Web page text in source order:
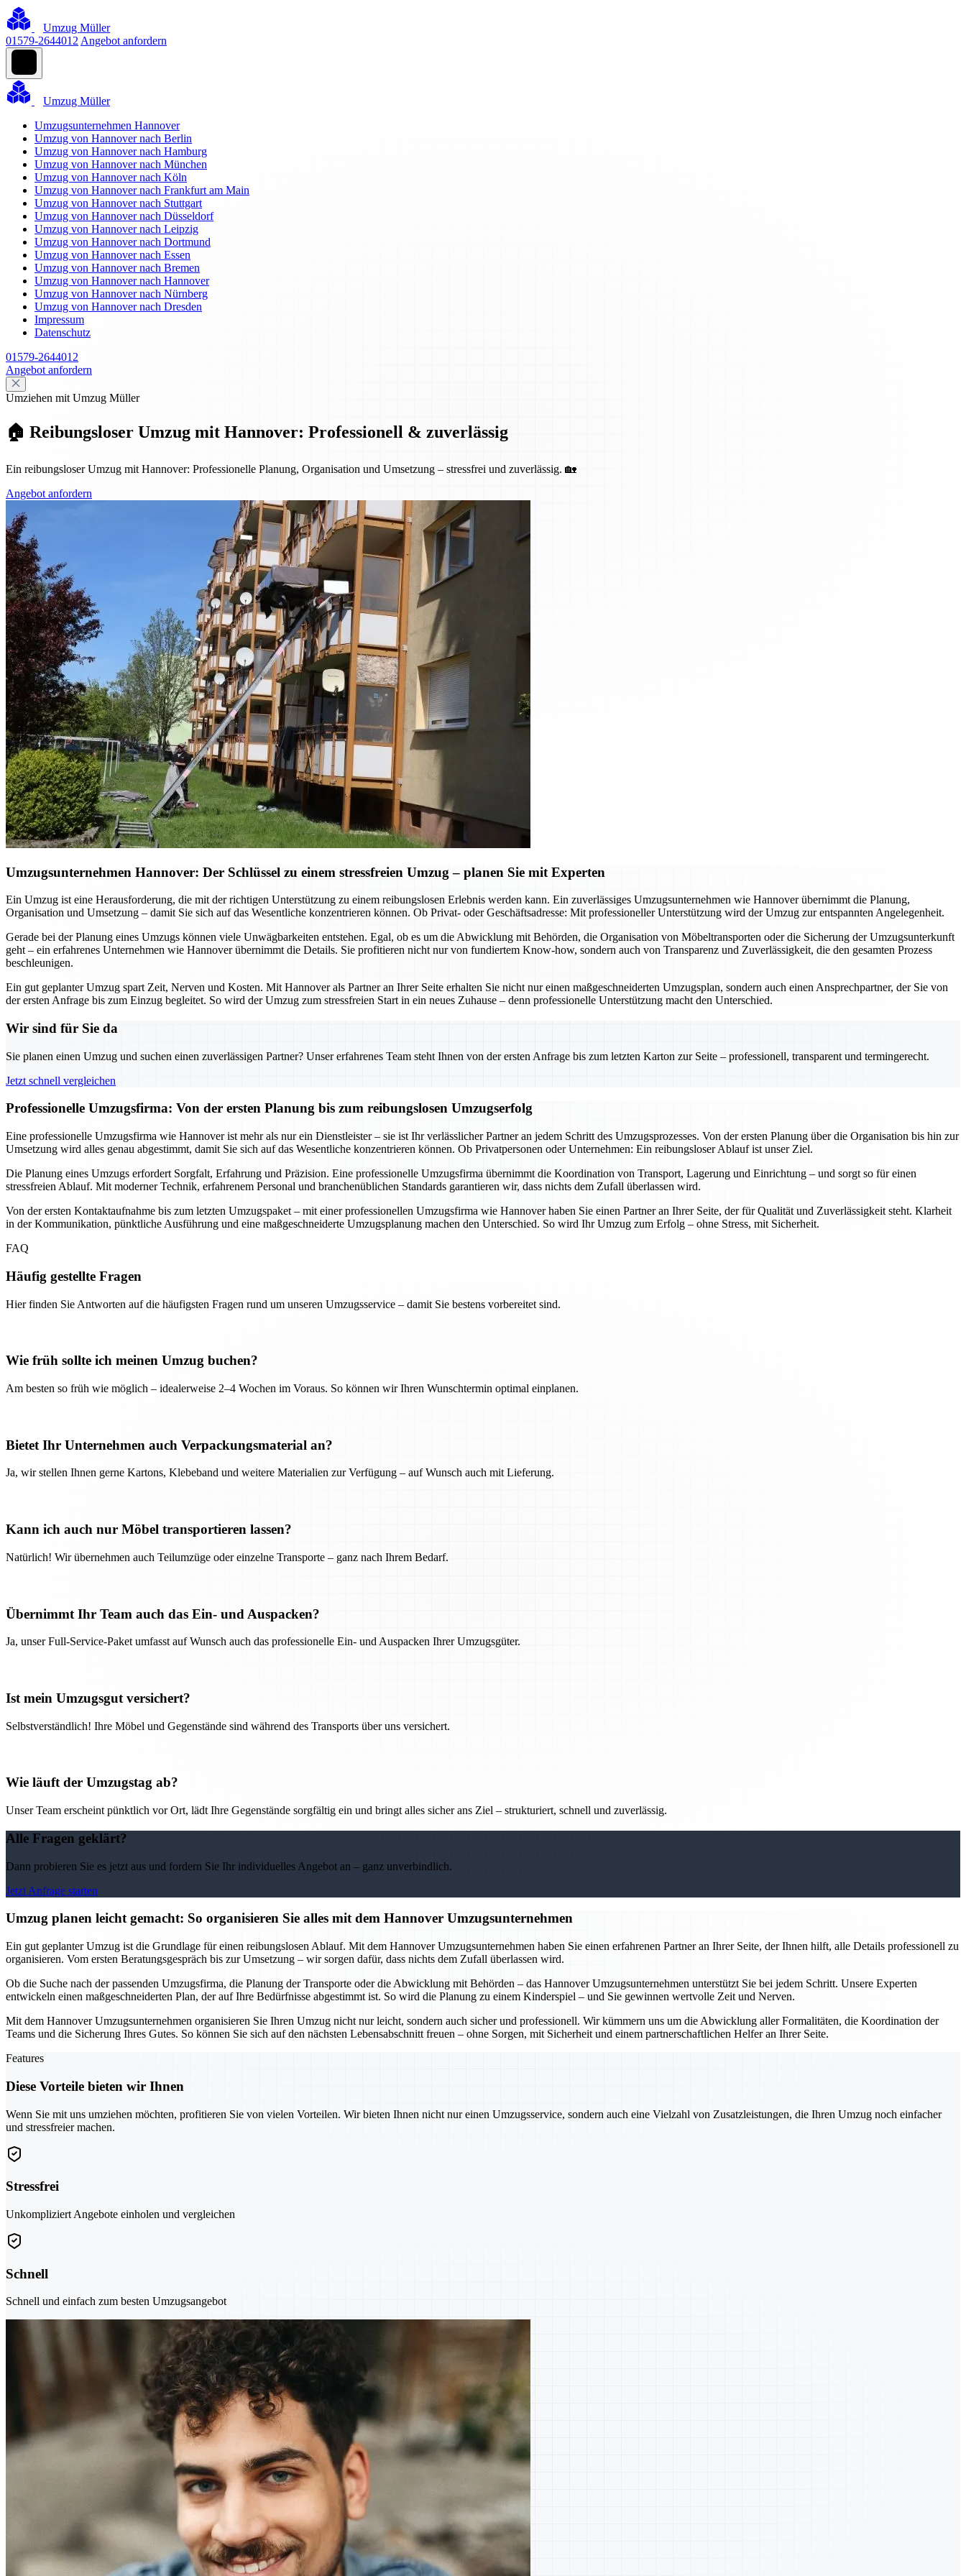
Umzug Müller
01579-2644012 Angebot anfordern
Umzug Müller
Umzugsunternehmen Hannover
Umzug von Hannover nach Berlin
Umzug von Hannover nach Hamburg
Umzug von Hannover nach München
Umzug von Hannover nach Köln
Umzug von Hannover nach Frankfurt am Main
Umzug von Hannover nach Stuttgart
Umzug von Hannover nach Düsseldorf
Umzug von Hannover nach Leipzig
Umzug von Hannover nach Dortmund
Umzug von Hannover nach Essen
Umzug von Hannover nach Bremen
Umzug von Hannover nach Hannover
Umzug von Hannover nach Nürnberg
Umzug von Hannover nach Dresden
Impressum
Datenschutz
01579-2644012
Angebot anfordern
Umziehen mit Umzug Müller
🏠 Reibungsloser Umzug mit Hannover: Professionell & zuverlässig
Ein reibungsloser Umzug mit Hannover: Professionelle Planung, Organisation und Umsetzung – stressfrei und zuverlässig. 🏡
Angebot anfordern
Umzugsunternehmen Hannover: Der Schlüssel zu einem stressfreien Umzug – planen Sie mit Experten
Ein Umzug ist eine Herausforderung, die mit der richtigen Unterstützung zu einem reibungslosen Erlebnis werden kann. Ein zuverlässiges Umzugsunternehmen wie Hannover übernimmt die Planung,
Organisation und Umsetzung – damit Sie sich auf das Wesentliche konzentrieren können. Ob Privat- oder Geschäftsadresse: Mit professioneller Unterstützung wird der Umzug zur entspannten Angelegenheit.
Gerade bei der Planung eines Umzugs können viele Unwägbarkeiten entstehen. Egal, ob es um die Abwicklung mit Behörden, die Organisation von Möbeltransporten oder die Sicherung der Umzugsunterkunft
geht – ein erfahrenes Unternehmen wie Hannover übernimmt die Details. Sie profitieren nicht nur von fundiertem Know-how, sondern auch von Transparenz und Zuverlässigkeit, die den gesamten Prozess
beschleunigen.
Ein gut geplanter Umzug spart Zeit, Nerven und Kosten. Mit Hannover als Partner an Ihrer Seite erhalten Sie nicht nur einen maßgeschneiderten Umzugsplan, sondern auch einen Ansprechpartner, der Sie von
der ersten Anfrage bis zum Einzug begleitet. So wird der Umzug zum stressfreien Start in ein neues Zuhause – denn professionelle Unterstützung macht den Unterschied.
Wir sind für Sie da
Sie planen einen Umzug und suchen einen zuverlässigen Partner? Unser erfahrenes Team steht Ihnen von der ersten Anfrage bis zum letzten Karton zur Seite – professionell, transparent und termingerecht.
Jetzt schnell vergleichen
Professionelle Umzugsfirma: Von der ersten Planung bis zum reibungslosen Umzugserfolg
Eine professionelle Umzugsfirma wie Hannover ist mehr als nur ein Dienstleister – sie ist Ihr verlässlicher Partner an jedem Schritt des Umzugsprozesses. Von der ersten Planung über die Organisation bis hin zur
Umsetzung wird alles genau abgestimmt, damit Sie sich auf das Wesentliche konzentrieren können. Ob Privatpersonen oder Unternehmen: Ein reibungsloser Ablauf ist unser Ziel.
Die Planung eines Umzugs erfordert Sorgfalt, Erfahrung und Präzision. Eine professionelle Umzugsfirma übernimmt die Koordination von Transport, Lagerung und Einrichtung – und sorgt so für einen
stressfreien Ablauf. Mit moderner Technik, erfahrenem Personal und branchenüblichen Standards garantieren wir, dass nichts dem Zufall überlassen wird.
Von der ersten Kontaktaufnahme bis zum letzten Umzugspaket – mit einer professionellen Umzugsfirma wie Hannover haben Sie einen Partner an Ihrer Seite, der für Qualität und Zuverlässigkeit steht. Klarheit
in der Kommunikation, pünktliche Ausführung und eine maßgeschneiderte Umzugsplanung machen den Unterschied. So wird Ihr Umzug zum Erfolg – ohne Stress, mit Sicherheit.
FAQ
Häufig gestellte Fragen
Hier finden Sie Antworten auf die häufigsten Fragen rund um unseren Umzugsservice – damit Sie bestens vorbereitet sind.
Wie früh sollte ich meinen Umzug buchen?
Am besten so früh wie möglich – idealerweise 2–4 Wochen im Voraus. So können wir Ihren Wunschtermin optimal einplanen.
Bietet Ihr Unternehmen auch Verpackungsmaterial an?
Ja, wir stellen Ihnen gerne Kartons, Klebeband und weitere Materialien zur Verfügung – auf Wunsch auch mit Lieferung.
Kann ich auch nur Möbel transportieren lassen?
Natürlich! Wir übernehmen auch Teilumzüge oder einzelne Transporte – ganz nach Ihrem Bedarf.
Übernimmt Ihr Team auch das Ein- und Auspacken?
Ja, unser Full-Service-Paket umfasst auf Wunsch auch das professionelle Ein- und Auspacken Ihrer Umzugsgüter.
Ist mein Umzugsgut versichert?
Selbstverständlich! Ihre Möbel und Gegenstände sind während des Transports über uns versichert.
Wie läuft der Umzugstag ab?
Unser Team erscheint pünktlich vor Ort, lädt Ihre Gegenstände sorgfältig ein und bringt alles sicher ans Ziel – strukturiert, schnell und zuverlässig.
Alle Fragen geklärt?
Dann probieren Sie es jetzt aus und fordern Sie Ihr individuelles Angebot an – ganz unverbindlich.
Jetzt Anfrage starten
Umzug planen leicht gemacht: So organisieren Sie alles mit dem Hannover Umzugsunternehmen
Ein gut geplanter Umzug ist die Grundlage für einen reibungslosen Ablauf. Mit dem Hannover Umzugsunternehmen haben Sie einen erfahrenen Partner an Ihrer Seite, der Ihnen hilft, alle Details professionell zu
organisieren. Vom ersten Beratungsgespräch bis zur Umsetzung – wir sorgen dafür, dass nichts dem Zufall überlassen wird.
Ob die Suche nach der passenden Umzugsfirma, die Planung der Transporte oder die Abwicklung mit Behörden – das Hannover Umzugsunternehmen unterstützt Sie bei jedem Schritt. Unsere Experten
entwickeln einen maßgeschneiderten Plan, der auf Ihre Bedürfnisse abgestimmt ist. So wird die Planung zu einem Kinderspiel – und Sie gewinnen wertvolle Zeit und Nerven.
Mit dem Hannover Umzugsunternehmen organisieren Sie Ihren Umzug nicht nur leicht, sondern auch sicher und professionell. Wir kümmern uns um die Abwicklung aller Formalitäten, die Koordination der
Teams und die Sicherung Ihres Gutes. So können Sie sich auf den nächsten Lebensabschnitt freuen – ohne Sorgen, mit Sicherheit und einem partnerschaftlichen Helfer an Ihrer Seite.
Features
Diese Vorteile bieten wir Ihnen
Wenn Sie mit uns umziehen möchten, profitieren Sie von vielen Vorteilen. Wir bieten Ihnen nicht nur einen Umzugsservice, sondern auch eine Vielzahl von Zusatzleistungen, die Ihren Umzug noch einfacher
und stressfreier machen.
Stressfrei
Unkompliziert Angebote einholen und vergleichen
Schnell
Schnell und einfach zum besten Umzugsangebot